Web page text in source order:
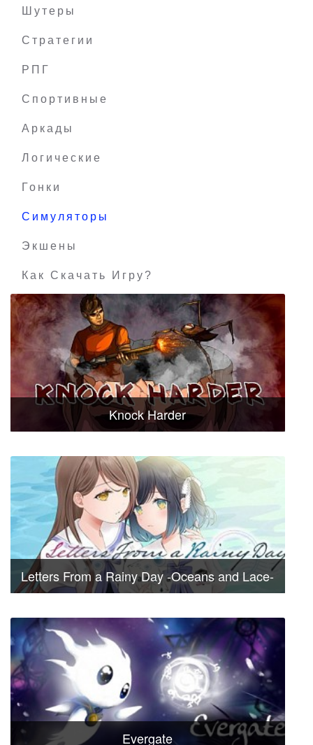
Шутеры
Стратегии
РПГ
Спортивные
Аркады
Логические
Гонки
Симуляторы
Экшены
Как Скачать Игру?
Knock Harder
Letters From a Rainy Day -Oceans and Lace-
Evergate